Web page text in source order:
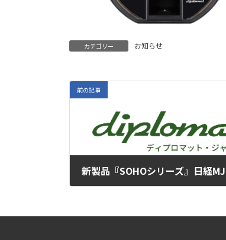
カテゴリー お知らせ
前の記事